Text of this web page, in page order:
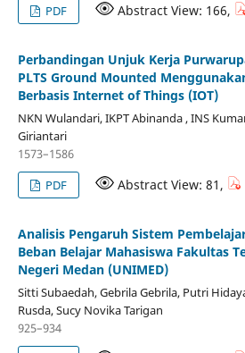
PDF
Abstract View: 166,
Perbandingan Unjuk Kerja
PLTS Ground Mounted
Berbasis Internet of Things (IOT)
NKN Wulandari, IKPT Abinanda , INS
Giriantari
1573–1586
PDF
Abstract View: 81,
Analisis Pengaruh Sistem
Beban Belajar Mahasiswa Fakultas
Negeri Medan (UNIMED)
Sitti Subaedah, Gebrila Gebrila, Putri
Rusda, Sucy Novika Tarigan
925–934